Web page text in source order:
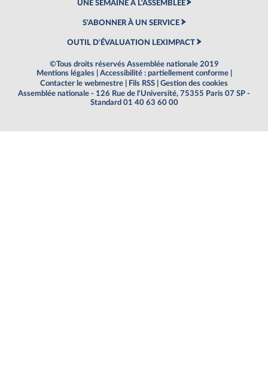
UNE SEMAINE À L'ASSEMBLÉE
S'ABONNER À UN SERVICE
OUTIL D'ÉVALUATION LEXIMPACT
©Tous droits réservés Assemblée nationale 2019
Mentions légales
Accessibilité : partiellement conforme
Contacter le webmestre
Fils RSS
Gestion des cookies
Assemblée nationale - 126 Rue de l'Université, 75355 Paris 07 SP -
Standard 01 40 63 60 00